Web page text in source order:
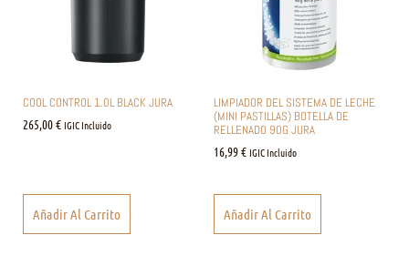
COOL CONTROL 1.0L BLACK JURA
265,00€ IGIC Incluido
Añadir Al Carrito
LIMPIADOR DEL SISTEMA DE LECHE
(MINI PASTILLAS) BOTELLA DE
RELLENADO 90G JURA
16,99€ IGIC Incluido
Añadir Al Carrito